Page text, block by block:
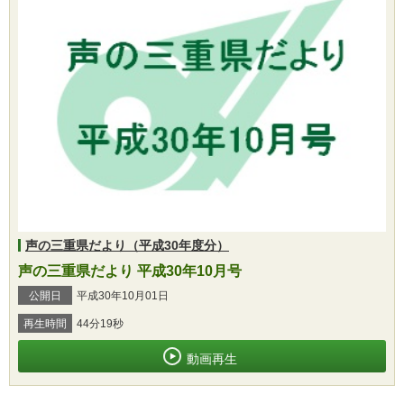
声の三重県だより（平成30年度分）
声の三重県だより 平成30年10月号
公開日 平成30年10月01日
再生時間 44分19秒
動画再生